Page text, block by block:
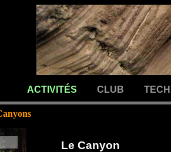
ACTIVITÉS CLUB
Le Canyon